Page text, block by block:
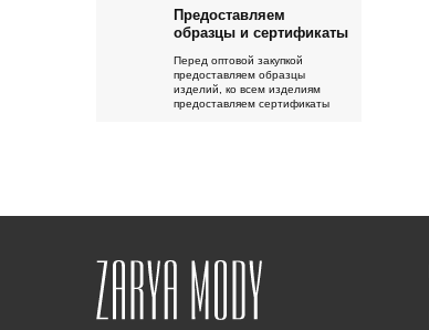
Предоставляем
образцы и сертификаты
Перед оптовой закупкой
предоставляем образцы
изделий, ко всем изделиям
предоставляем сертификаты